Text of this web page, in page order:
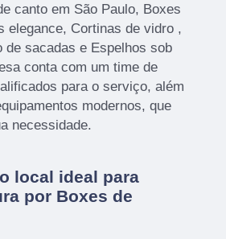
canto em São Paulo, Boxes
elegance, Cortinas de vidro ,
de sacadas e Espelhos sob
conta com um time de
para o serviço, além
modernos, que
necessidade.
local ideal para
por Boxes de